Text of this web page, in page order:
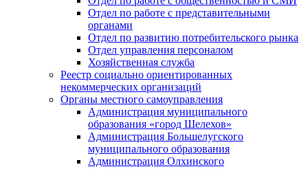
Отдел по работе с представительными
органами
Отдел по развитию потребительского рынка
Отдел управления персоналом
Хозяйственная служба
Реестр социально ориентированных
некоммерческих организаций
Органы местного самоуправления
Администрация муниципального
образования «город Шелехов»
Администрация Большелугского
муниципального образования
Администрация Олхинского